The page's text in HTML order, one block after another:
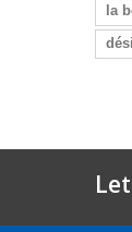
la